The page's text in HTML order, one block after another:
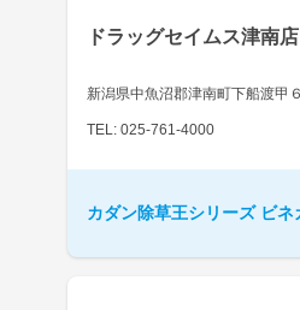
ドラッグセイムス津南店
新潟県中魚沼郡津南町下船渡甲
TEL: 025-761-4000
カダン除草王シリーズ ビ